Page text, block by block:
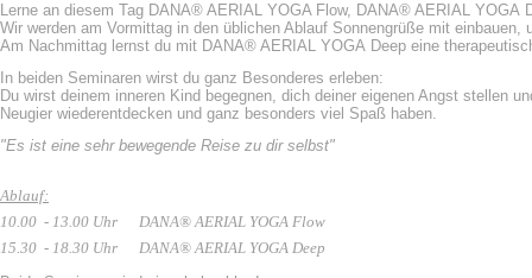
Lerne an diesem Tag DANA® AERIAL YOGA Flow, DANA® AERIAL YOGA
Wir werden am Vormittag in den üblichen Ablauf Sonnengrüße mit
Am Nachmittag lernst du mit DANA® AERIAL YOGA Deep eine
In beiden Seminaren wirst du ganz Besonderes erleben:
Du wirst deinem inneren Kind begegnen, dich deiner eigenen Angst stellen
Neugier wiederentdecken und ganz besonders viel Spaß haben.
"Es ist eine sehr bewegende Reise zu dir selbst"
Ablauf:
10.00 - 13.00 Uhr DANA® AERIAL YOGA Flow
15.30 - 18.30 Uhr DANA® AERIAL YOGA Deep